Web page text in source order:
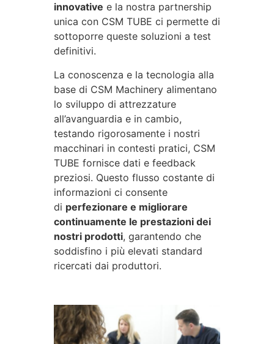
innovative e la nostra partnership
unica con CSM TUBE ci permette di
sottoporre queste soluzioni a test
definitivi.
La conoscenza e la tecnologia alla
base di CSM Machinery alimentano
lo sviluppo di attrezzature
all’avanguardia e in cambio,
testando rigorosamente i nostri
macchinari in contesti pratici, CSM
TUBE fornisce dati e feedback
preziosi. Questo flusso costante di
informazioni ci consente
di perfezionare e migliorare
continuamente le prestazioni dei
nostri prodotti, garantendo che
soddisfino i più elevati standard
ricercati dai produttori.